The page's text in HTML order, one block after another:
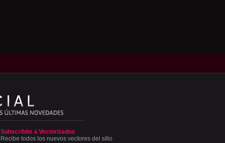
Subscribite a Vectorizados
Recibe todos los nuevos vectores del sitio